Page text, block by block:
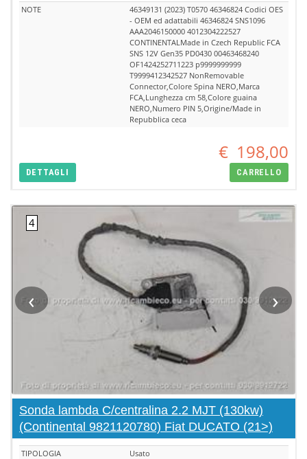
NOTE
46349131 (2023) T0570 46346824 Codici OES
- OEM ed adattabili 46346824 SNS1096
AAA2046150000 4012304222527
CONTINENTALMade in Czech Republic FCA
SNS 12V Gen35 PD0430 00463468240
OF1424252711223 p9999999999
T9999412342527 NonRemovable
Connector,Colore Spina NERO,Marca
FCA,Lunghezza cm 58,Colore guaina
NERO,Numero PIN 5,Origine/Made in
Repubblica ceca
€ 198,00
DETTAGLI CARRELLO
‹ ›
Sonda lambda C/centralina 2.2 MJT (130kw)
(Continental 9821120780) Fiat DUCATO (21>)
TIPOLOGIA Usato